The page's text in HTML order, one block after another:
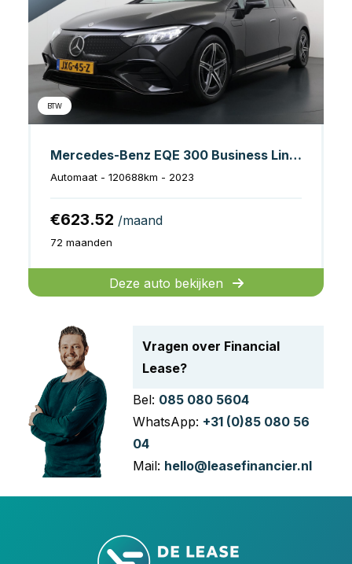
BTW
Mercedes-Benz EQE 300 Business Line AMG 89 kWh
Automaat - 120688km - 2023
€623.52 /maand
72 maanden
Deze auto bekijken
Vragen over Financial
Lease?
Bel: 085 080 5604
WhatsApp: +31 (0)85 080 56
04
Mail: hello@leasefinancier.nl